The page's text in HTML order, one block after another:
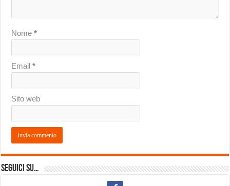
Nome*
Email*
Sito web
Seguici su…